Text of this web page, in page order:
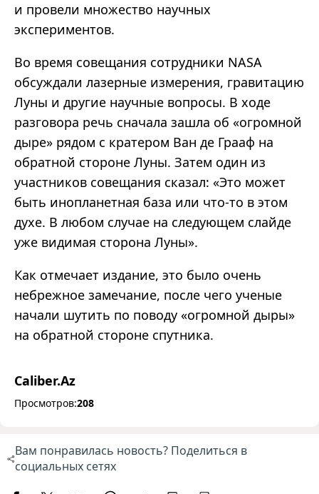
и провели множество научных
экспериментов.
Во время совещания сотрудники NASA
обсуждали лазерные измерения, гравитацию
Луны и другие научные вопросы. В ходе
разговора речь сначала зашла об «огромной
дыре» рядом с кратером Ван де Грааф на
обратной стороне Луны. Затем один из
участников совещания сказал: «Это может
быть инопланетная база или что-то в этом
духе. В любом случае на следующем слайде
уже видимая сторона Луны».
Как отмечает издание, это было очень
небрежное замечание, после чего ученые
начали шутить по поводу «огромной дыры»
на обратной стороне спутника.
Caliber.Az
Просмотров:208
Вам понравилась новость? Поделиться в
социальных сетях